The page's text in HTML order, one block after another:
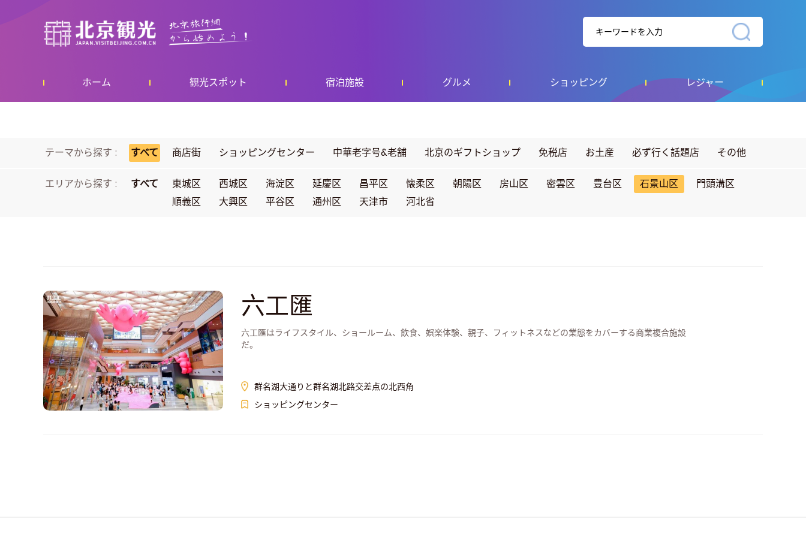
ホーム 観光スポット 宿泊施設 グルメ ショッピング レジャー
テーマから探す : すべて 商店街 ショッピングセンター 中華老字号&老舗 北京のギフトショップ 免税店 お土産 必ず行く話題店 その他
エリアから探す : すべて 東城区 西城区 海淀区 延慶区 昌平区 懐柔区 朝陽区 房山区 密雲区 豊台区 石景山区
門頭溝区
順義区
大興区 平谷区 通州区 天津市 河北省
六工匯
六工匯はライフスタイル、ショールーム、飲食、娯楽体験、親子、フィットネスなどの業態をカバーする商業複合施設
だ。
群名湖大通りと群名湖北路交差点の北西角
ショッピングセンター